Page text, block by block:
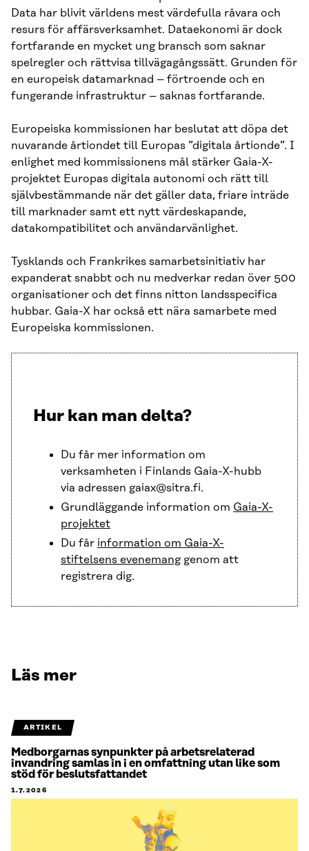
Data har blivit världens mest värdefulla råvara och
resurs för affärsverksamhet. Dataekonomi är dock
fortfarande en mycket ung bransch som saknar
spelregler och rättvisa tillvägagångssätt. Grunden för
en europeisk datamarknad – förtroende och en
fungerande infrastruktur – saknas fortfarande.
Europeiska kommissionen har beslutat att döpa det
nuvarande årtiondet till Europas ”digitala årtionde”. I
enlighet med kommissionens mål stärker Gaia-X-
projektet Europas digitala autonomi och rätt till
självbestämmande när det gäller data, friare inträde
till marknader samt ett nytt värdeskapande,
datakompatibilitet och användarvänlighet.
Tysklands och Frankrikes samarbetsinitiativ har
expanderat snabbt och nu medverkar redan över 500
organisationer och det finns nitton landsspecifica
hubbar. Gaia-X har också ett nära samarbete med
Europeiska kommissionen.
Hur kan man delta?
Du får mer information om
verksamheten i Finlands Gaia-X-hubb
via adressen gaiax@sitra.fi.
Grundläggande information om Gaia-X-
projektet
Du får information om Gaia-X-
stiftelsens evenemanggenom att
registrera dig.
Läs mer
ARTIKEL
Medborgarnas synpunkter på arbetsrelaterad
invandring samlas in i en omfattning utan like som
stöd för beslutsfattandet
1.7.2026